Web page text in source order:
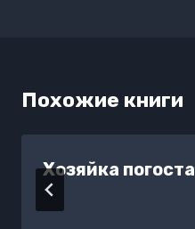
Похожие книги
Хозяйка погоста